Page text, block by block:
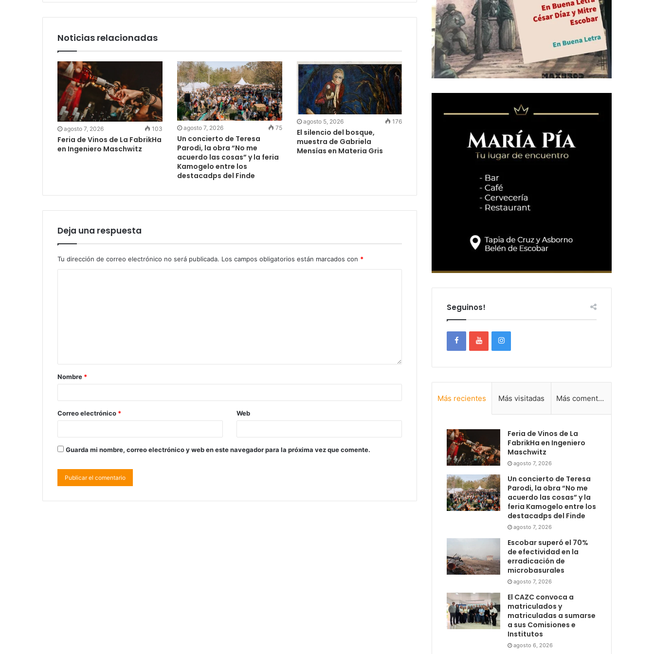
Noticias relacionadas
agosto 7, 2026 103
Feria de Vinos de La FabrikHa
en Ingeniero Maschwitz
agosto 7, 2026 75
Un concierto de Teresa
Parodi, la obra “No me
acuerdo las cosas” y la feria
Kamogelo entre los
destacadps del Finde
agosto 5, 2026 176
El silencio del bosque,
muestra de Gabriela
Mensías en Materia Gris
Deja una respuesta
Tu dirección de correo electrónico no será publicada. Los campos obligatorios están marcados con *
Nombre *
Correo electrónico * Web
Guarda mi nombre, correo electrónico y web en este navegador para la próxima vez que comente.
Seguinos!
Más recientes Más visitadas Más comentadas
Feria de Vinos de La
FabrikHa en Ingeniero
Maschwitz
agosto 7, 2026
Un concierto de Teresa
Parodi, la obra “No me
acuerdo las cosas” y la
feria Kamogelo entre los
destacadps del Finde
agosto 7, 2026
Escobar superó el 70%
de efectividad en la
erradicación de
microbasurales
agosto 7, 2026
El CAZC convoca a
matriculados y
matriculadas a sumarse
a sus Comisiones e
Institutos
agosto 6, 2026